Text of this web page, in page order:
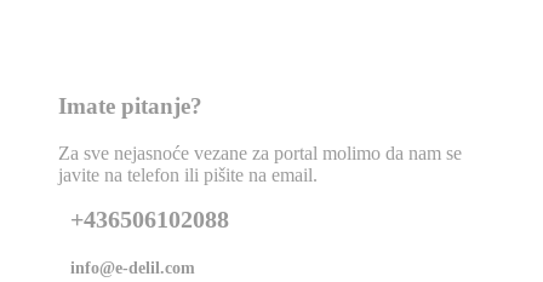
Imate pitanje?
Za sve nejasnoće vezane za portal molimo da nam se
javite na telefon ili pišite na email.
+436506102088
info@e-delil.com